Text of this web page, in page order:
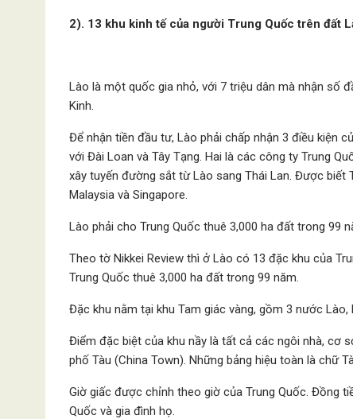
2). 13 khu kinh tế của người Trung Quốc trên đất
Lào là một quốc gia nhỏ, với 7 triệu dân mà nhận số
Kinh.
Để nhận tiền đầu tư, Lào phải chấp nhận 3 điều kiện
với Đài Loan và Tây Tạng. Hai là các công ty Trung
xây tuyến đường sắt từ Lào sang Thái Lan. Được
Malaysia và Singapore.
Lào phải cho Trung Quốc thuê 3,000 ha đất trong 99
Theo tờ Nikkei Review thì ở Lào có 13 đặc khu của
Trung Quốc thuê 3,000 ha đất trong 99 năm.
Đặc khu nằm tại khu Tam giác vàng, gồm 3 nước Lào,
Điểm đặc biệt của khu nầy là tất cả các ngôi nhà, cơ
phố Tàu (China Town). Những bảng hiệu toàn là chữ
Giờ giấc được chỉnh theo giờ của Trung Quốc. Đồng
Quốc và gia đình họ.